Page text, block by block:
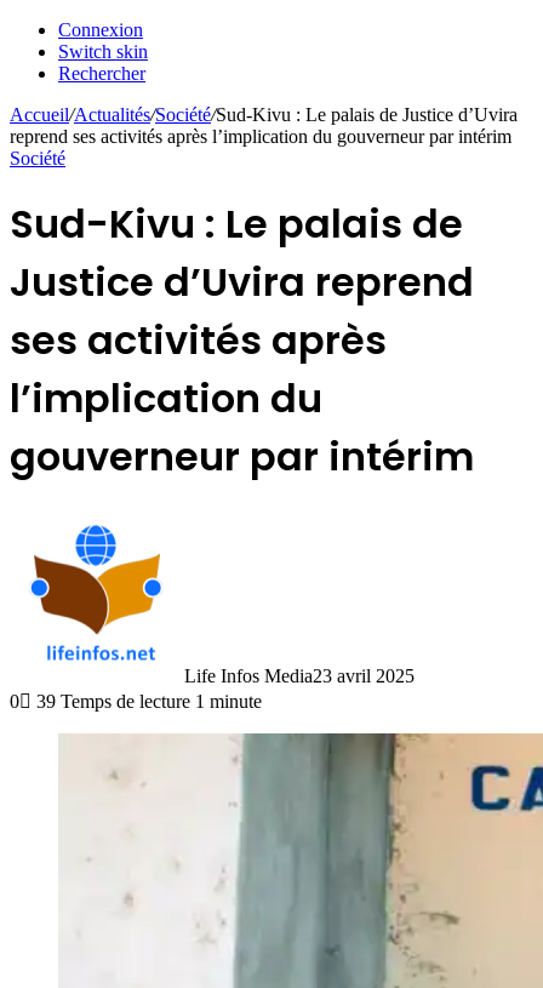
Connexion
Switch skin
Rechercher
Accueil/Actualités/Société/Sud-Kivu : Le palais de Justice d’Uvira
reprend ses activités après l’implication du gouverneur par intérim
Société
Sud-Kivu : Le palais de
Justice d’Uvira reprend
ses activités après
l’implication du
gouverneur par intérim
Life Infos Media23 avril 2025
0
39 Temps de lecture 1 minute